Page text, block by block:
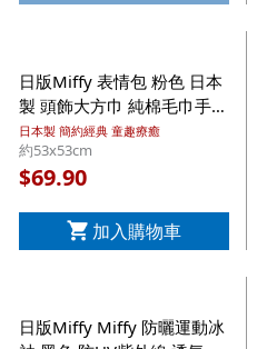
日版Miffy 表情包 粉色 日本
製 頭飾大方巾 純棉毛巾手帕
【市集世界 - 日本市集】
日本製 簡約經典 童趣療癒
約53x53cm
$69.90
加入購物車
日版Miffy Miffy 防曬運動冰